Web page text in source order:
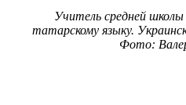
Учитель средней
татарскому языку.
Фото: